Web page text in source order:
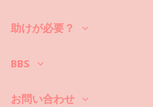
新しいビキニセットで数シーズン
ら、それをケアする方法を知る必
れを何年か長持ちさせるにはどう
する際は、必ずタオルをご使用下
助けが必要？
BBS
お問い合わせ